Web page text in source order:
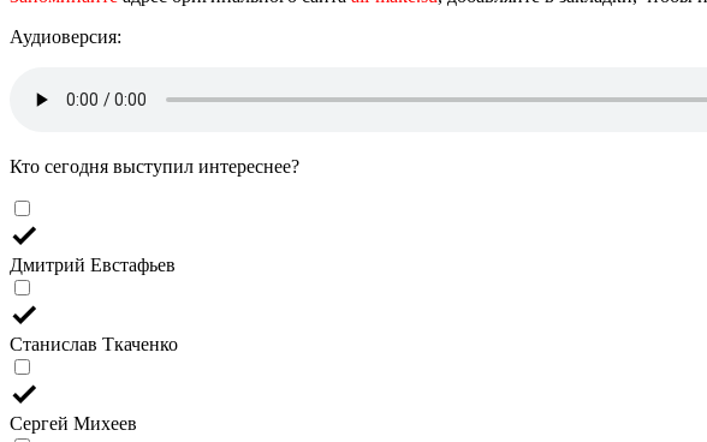
Аудиоверсия:
Кто сегодня выступил интереснее?
Дмитрий Евстафьев
Станислав Ткаченко
Сергей Михеев